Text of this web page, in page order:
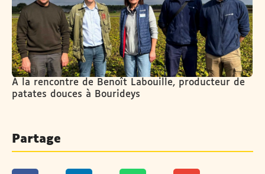
À la rencontre de Benoît Labouille, producteur de
patates douces à Bourideys
Partage